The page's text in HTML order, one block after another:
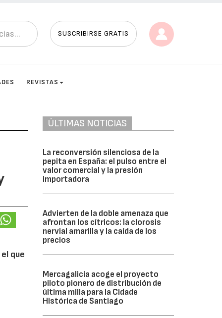
SUSCRIBIRSE GRATIS
REVISTAS
que
ÚLTIMAS NOTICIAS
La reconversión silenciosa de la
pepita en España: el pulso entre el
valor comercial y la presión
importadora
Advierten de la doble amenaza que
afrontan los cítricos: la clorosis
nervial amarilla y la caída de los
precios
Mercagalicia acoge el proyecto
piloto pionero de distribución de
última milla para la Cidade
Histórica de Santiago